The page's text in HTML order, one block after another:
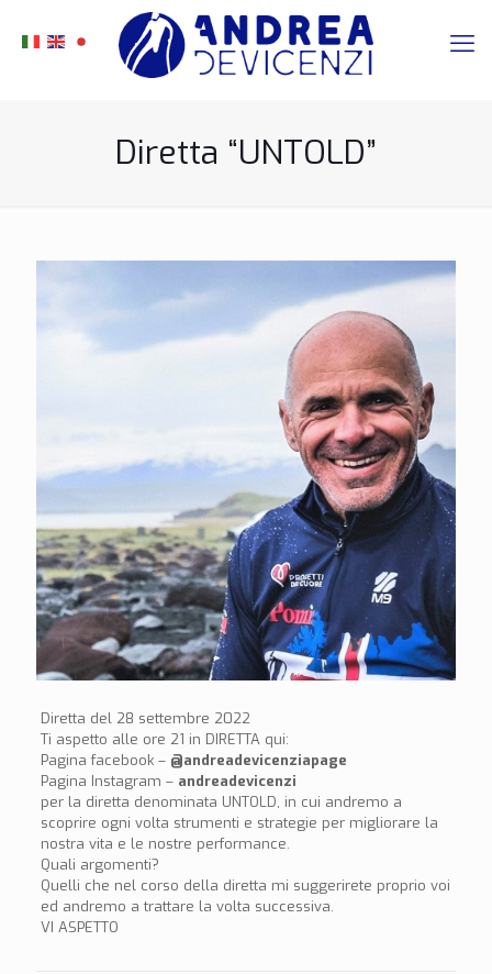
Diretta “UNTOLD”
Diretta del 28 settembre 2022
Ti aspetto alle ore 21 in DIRETTA qui:
Pagina facebook – @andreadevicenziapage
Pagina Instagram – andreadevicenzi
per la diretta denominata UNTOLD, in cui andremo a
scoprire ogni volta strumenti e strategie per migliorare la
nostra vita e le nostre performance.
Quali argomenti?
Quelli che nel corso della diretta mi suggerirete proprio voi
ed andremo a trattare la volta successiva.
VI ASPETTO